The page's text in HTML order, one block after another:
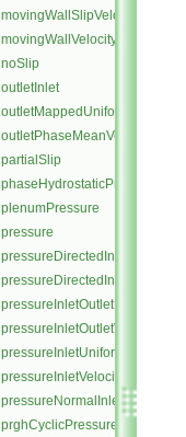
movingWallSlipVelocity
movingWallVelocity
noSlip
outletInlet
outletMappedUniformInlet
outletPhaseMeanVelocity
partialSlip
phaseHydrostaticPressure
plenumPressure
pressure
pressureDirectedInletVelocity
pressureInletOutletVelocity
pressureInletUniformVelocity
pressureInletVelocity
prghCyclicPressure